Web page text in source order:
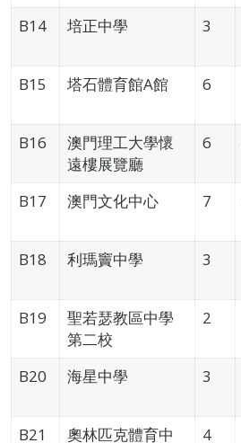
B14
培正中學 3
B15
塔石體育館A館 6
B16
澳門理工大學懷
遠樓展覽廳
6
B17
澳門文化中心 7
B18
利瑪竇中學 3
B19
聖若瑟教區中學
第二校
2
B20
海星中學 3
B21
奧林匹克體育中 4